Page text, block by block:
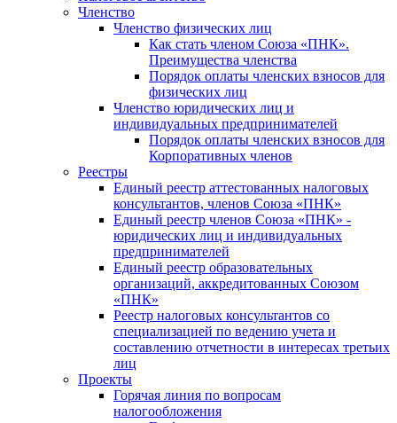
Членство
Членство физических лиц
Как стать членом Союза «ПНК».
Преимущества членства
Порядок оплаты членских взносов для
физических лиц
Членство юридических лиц и
индивидуальных предпринимателей
Порядок оплаты членских взносов для
Корпоративных членов
Реестры
Единый реестр аттестованных налоговых
консультантов, членов Союза «ПНК»
Единый реестр членов Союза «ПНК» -
юридических лиц и индивидуальных
предпринимателей
Единый реестр образовательных
организаций, аккредитованных Союзом
«ПНК»
Реестр налоговых консультантов со
специализацией по ведению учета и
составлению отчетности в интересах третьих
лиц
Проекты
Горячая линия по вопросам
налогообложения